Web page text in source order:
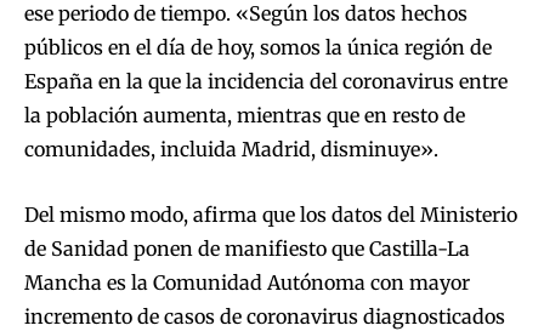
ese periodo de tiempo. «Según los datos hechos
públicos en el día de hoy, somos la única región de
España en la que la incidencia del coronavirus entre
la población aumenta, mientras que en resto de
comunidades, incluida Madrid, disminuye».
Del mismo modo, afirma que los datos del Ministerio
de Sanidad ponen de manifiesto que Castilla-La
Mancha es la Comunidad Autónoma con mayor
incremento de casos de coronavirus diagnosticados